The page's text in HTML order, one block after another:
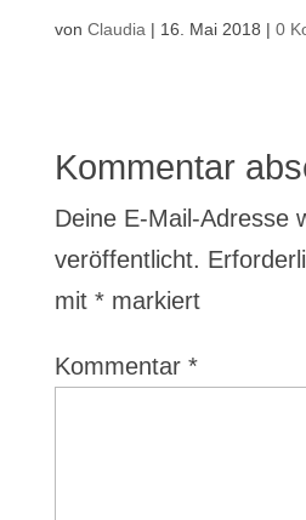
von Claudia | 16. Mai 2018 | 0
Kommentar
Deine E-Mail-Adresse
veröffentlicht.
mit *markiert
Kommentar *